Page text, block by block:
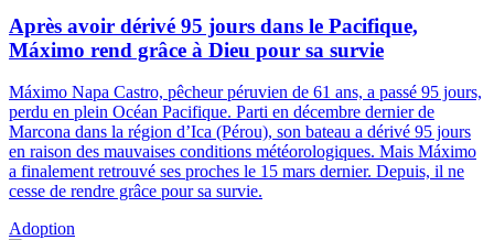
Après avoir dérivé 95 jours dans le Pacifique,
Máximo rend grâce à Dieu pour sa survie
Máximo Napa Castro, pêcheur péruvien de 61 ans, a passé 95 jours,
perdu en plein Océan Pacifique. Parti en décembre dernier de
Marcona dans la région d’Ica (Pérou), son bateau a dérivé 95 jours
en raison des mauvaises conditions météorologiques. Mais Máximo
a finalement retrouvé ses proches le 15 mars dernier. Depuis, il ne
cesse de rendre grâce pour sa survie.
Adoption